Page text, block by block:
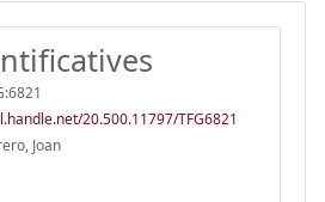
20.500.11797/TFG6821
Joan